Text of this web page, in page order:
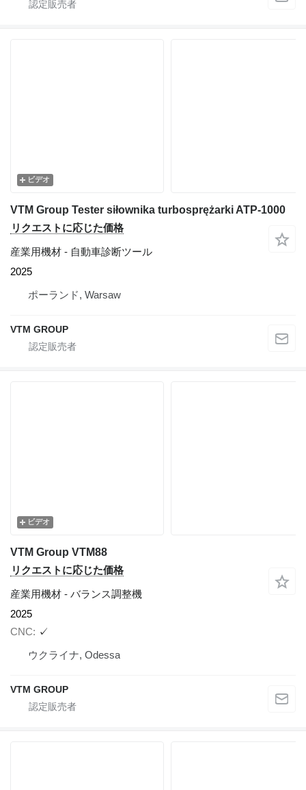
ビデオ
VTM Group Tester siłownika turbosprężarki ATP-1000
リクエストに応じた価格
産業用機材 - 自動車診断ツール
2025
ポーランド, Warsaw
VTM GROUP
ビデオ
VTM Group VTM88
リクエストに応じた価格
産業用機材 - バランス調整機
2025
CNC
✓
ウクライナ, Odessa
VTM GROUP